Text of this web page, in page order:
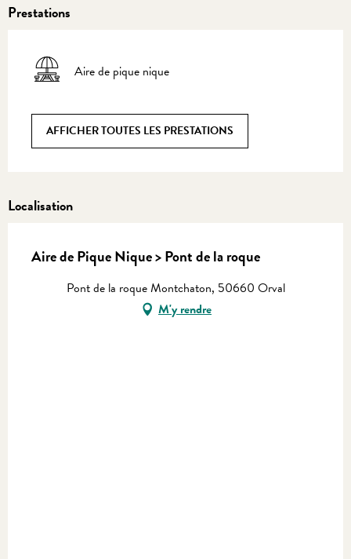
Prestations
Aire de pique nique
AFFICHER TOUTES LES PRESTATIONS
Localisation
Aire de Pique Nique > Pont de la roque
Pont de la roque Montchaton, 50660 Orval
M'y rendre